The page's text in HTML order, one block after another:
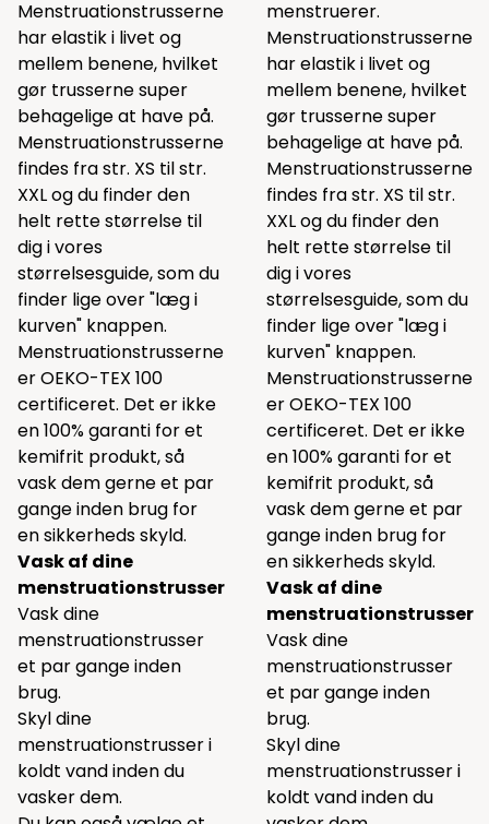
Menstruationstrusserne
har elastik i livet og
mellem benene, hvilket
gør trusserne super
behagelige at have på.
Menstruationstrusserne
findes fra str. XS til str.
XXL og du finder den
helt rette størrelse til
dig i vores
størrelsesguide, som du
finder lige over "læg i
kurven" knappen.
Menstruationstrusserne
er OEKO-TEX 100
certificeret. Det er ikke
en 100% garanti for et
kemifrit produkt, så
vask dem gerne et par
gange inden brug for
en sikkerheds skyld.
Vask af dine
menstruationstrusser
Vask dine
menstruationstrusser
et par gange inden
brug.
Skyl dine
menstruationstrusser i
koldt vand inden du
vasker dem.
menstruerer.
Menstruationstrusserne
har elastik i livet og
mellem benene, hvilket
gør trusserne super
behagelige at have på.
Menstruationstrusserne
findes fra str. XS til str.
XXL og du finder den
helt rette størrelse til
dig i vores
størrelsesguide, som du
finder lige over "læg i
kurven" knappen.
Menstruationstrusserne
er OEKO-TEX 100
certificeret. Det er ikke
en 100% garanti for et
kemifrit produkt, så
vask dem gerne et par
gange inden brug for
en sikkerheds skyld.
Vask af dine
menstruationstrusser
Vask dine
menstruationstrusser
et par gange inden
brug.
Skyl dine
menstruationstrusser i
koldt vand inden du